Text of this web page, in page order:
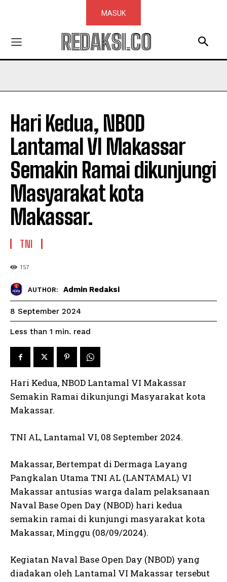
MASUK
REDAKSI.CO
Hari Kedua, NBOD
Lantamal VI Makassar
Semakin Ramai dikunjungi
Masyarakat kota
Makassar.
TNI
157
AUTHOR: Admin Redaksi
8 September 2024
Less than 1 min. read
Hari Kedua, NBOD Lantamal VI Makassar
Semakin Ramai dikunjungi Masyarakat kota
Makassar.
TNI AL, Lantamal VI, 08 September 2024.
Makassar, Bertempat di Dermaga Layang
Pangkalan Utama TNI AL (LANTAMAL) VI
Makassar antusias warga dalam pelaksanaan
Naval Base Open Day (NBOD) hari kedua
semakin ramai di kunjungi masyarakat kota
Makassar, Minggu (08/09/2024).
Kegiatan Naval Base Open Day (NBOD) yang
diadakan oleh Lantamal VI Makassar tersebut